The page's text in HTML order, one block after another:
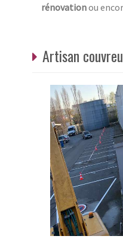
rénovationou
Artisan